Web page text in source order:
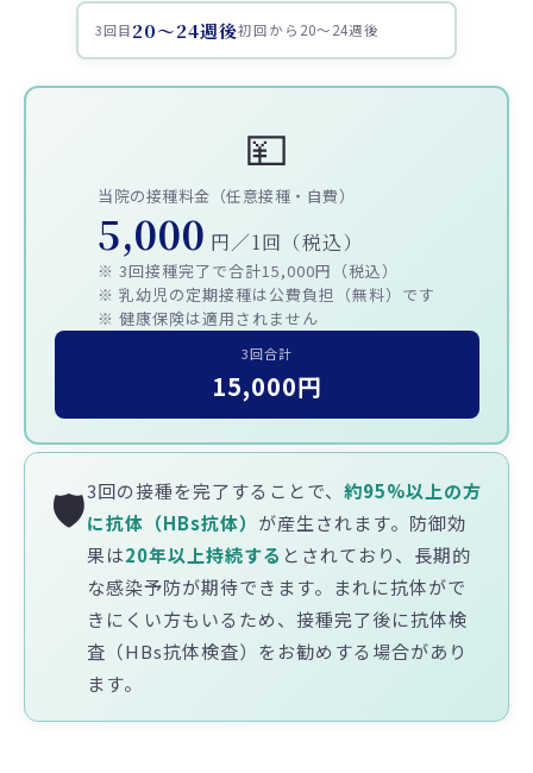
3回目20〜24週後初回から20〜24週後
💴
当院の接種料金（任意接種・自費）
5,000 円／1回（税込）
※ 3回接種完了で合計15,000円（税込）
※ 乳幼児の定期接種は公費負担（無料）です
※ 健康保険は適用されません
3回合計
15,000円
🛡️3回の接種を完了することで、 約95%以上の方
に抗体（HBs抗体） が産生されます。防御効
果は20年以上持続する とされており、長期的
な感染予防が期待できます。まれに抗体がで
きにくい方もいるため、接種完了後に抗体検
査（HBs抗体検査）をお勧めする場合があり
ます。